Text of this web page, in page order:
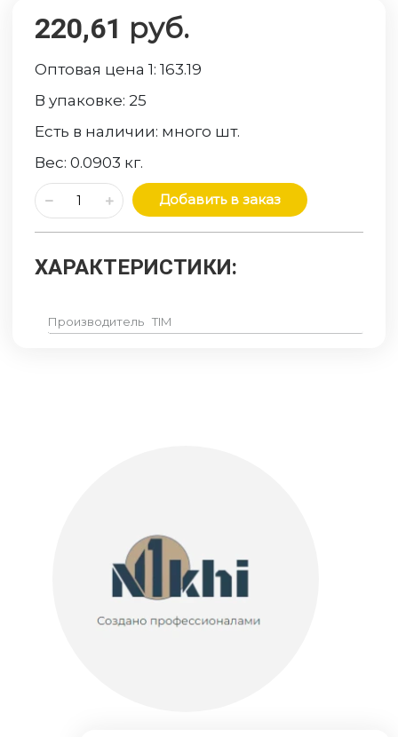
220,61 руб.
Оптовая цена 1:163.19
В упаковке: 25
Есть в наличии: много шт.
Вес:0.0903 кг.
Добавить в заказ
ХАРАКТЕРИСТИКИ:
Производитель TIM